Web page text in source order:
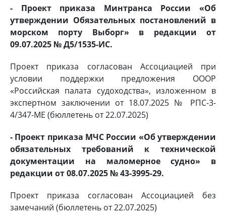
- Проект приказа Минтранса России «Об
утверждении Обязательных постановлений в
морском порту Выборг» в редакции от
09.07.2025 № Д5/1535-ИС.
Проект приказа согласован Ассоциацией при
условии поддержки предложения ОООР
«Российская палата судоходства», изложенном в
экспертном заключении от 18.07.2025 № РПС-3-
4/347-МЕ (бюллетень от 22.07.2025)
- Проект приказа МЧС России «Об утверждении
обязательных требований к технической
документации на маломерное судно» в
редакции от 08.07.2025 № 43-3995-29.
Проект приказа согласован Ассоциацией без
замечаний (бюллетень от 22.07.2025)